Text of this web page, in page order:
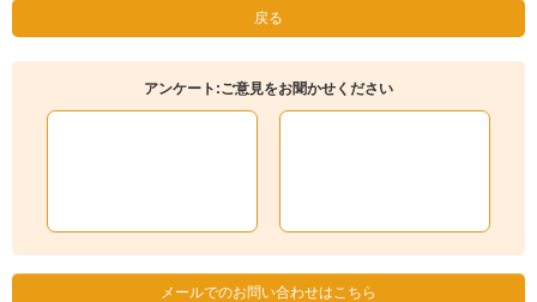
戻る
アンケート:ご意見をお聞かせください
メールでのお問い合わせはこちら